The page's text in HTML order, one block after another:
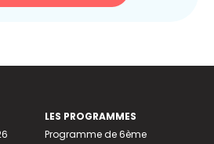
LES PROGRAMMES
Programme de 6ème